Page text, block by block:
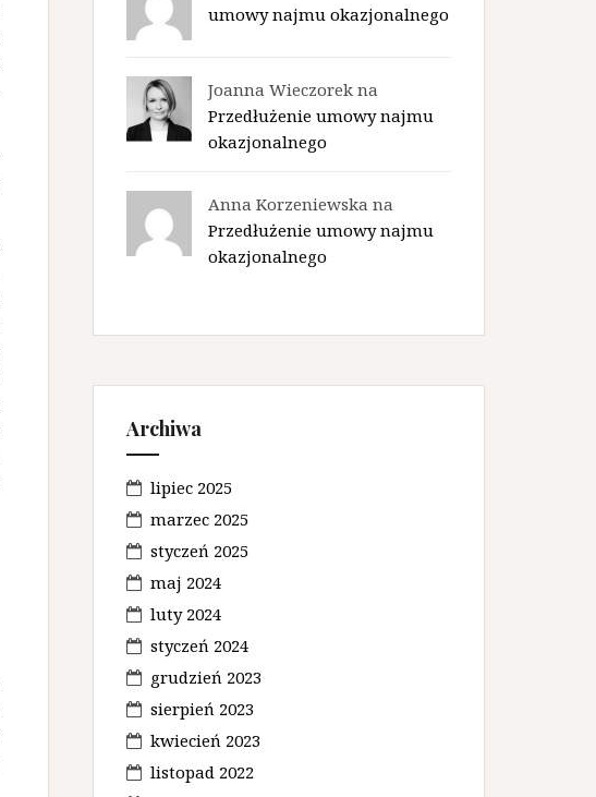
umowy najmu okazjonalnego
Joanna Wieczorek na
Przedłużenie umowy najmu
okazjonalnego
Anna Korzeniewska na
Przedłużenie umowy najmu
okazjonalnego
Archiwa
lipiec 2025
marzec 2025
styczeń 2025
maj 2024
luty 2024
styczeń 2024
grudzień 2023
sierpień 2023
kwiecień 2023
listopad 2022